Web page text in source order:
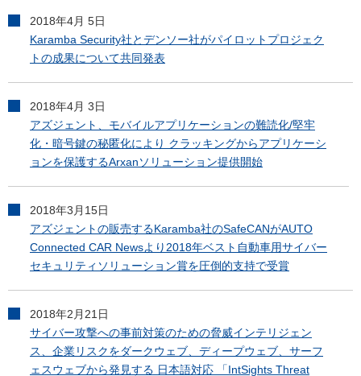
2018年4月 5日
Karamba Security社とデンソー社がパイロットプロジェク
トの成果について共同発表
2018年4月 3日
アズジェント、モバイルアプリケーションの難読化/堅牢
化・暗号鍵の秘匿化により クラッキングからアプリケーシ
ョンを保護するArxanソリューション提供開始
2018年3月15日
アズジェントの販売するKaramba社のSafeCANがAUTO
Connected CAR Newsより2018年ベスト自動車用サイバー
セキュリティソリューション賞を圧倒的支持で受賞
2018年2月21日
サイバー攻撃への事前対策のための脅威インテリジェン
ス、企業リスクをダークウェブ、ディープウェブ、サーフ
ェスウェブから発見する 日本語対応 「IntSights Threat